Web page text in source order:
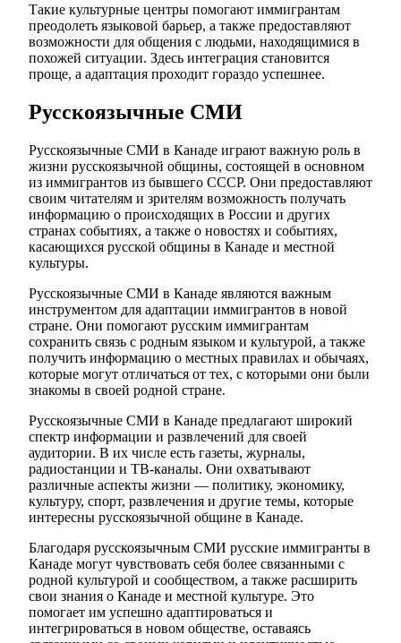
Такие культурные центры помогают иммигрантам
преодолеть языковой барьер, а также предоставляют
возможности для общения с людьми, находящимися в
похожей ситуации. Здесь интеграция становится
проще, а адаптация проходит гораздо успешнее.
Русскоязычные СМИ
Русскоязычные СМИ в Канаде играют важную роль в
жизни русскоязычной общины, состоящей в основном
из иммигрантов из бывшего СССР. Они предоставляют
своим читателям и зрителям возможность получать
информацию о происходящих в России и других
странах событиях, а также о новостях и событиях,
касающихся русской общины в Канаде и местной
культуры.
Русскоязычные СМИ в Канаде являются важным
инструментом для адаптации иммигрантов в новой
стране. Они помогают русским иммигрантам
сохранить связь с родным языком и культурой, а также
получить информацию о местных правилах и обычаях,
которые могут отличаться от тех, с которыми они были
знакомы в своей родной стране.
Русскоязычные СМИ в Канаде предлагают широкий
спектр информации и развлечений для своей
аудитории. В их числе есть газеты, журналы,
радиостанции и ТВ-каналы. Они охватывают
различные аспекты жизни — политику, экономику,
культуру, спорт, развлечения и другие темы, которые
интересны русскоязычной общине в Канаде.
Благодаря русскоязычным СМИ русские иммигранты в
Канаде могут чувствовать себя более связанными с
родной культурой и сообществом, а также расширить
свои знания о Канаде и местной культуре. Это
помогает им успешно адаптироваться и
интегрироваться в новом обществе, оставаясь